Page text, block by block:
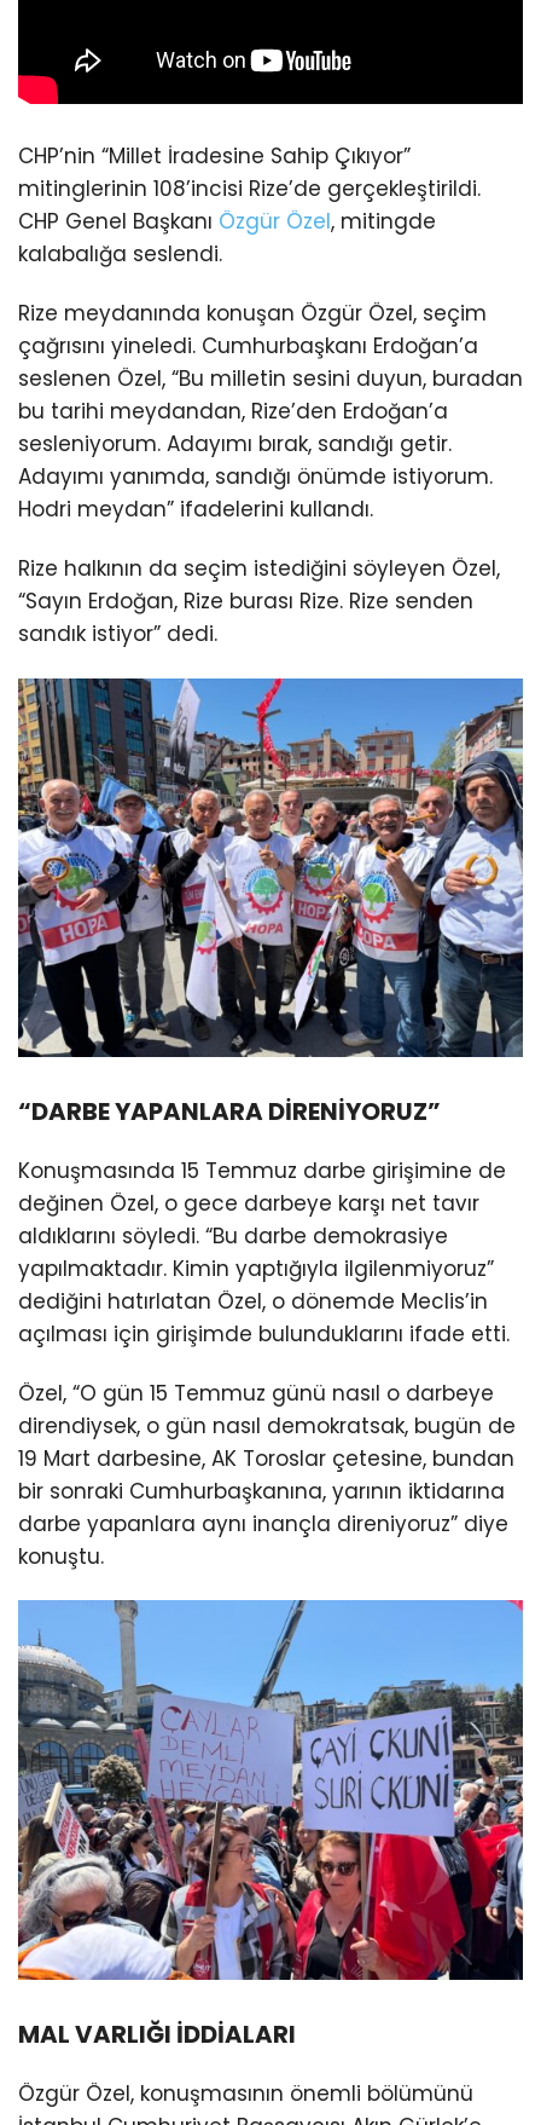
CHP’nin “Millet İradesine Sahip Çıkıyor”
mitinglerinin 108’incisi Rize’de gerçekleştirildi.
CHP Genel Başkanı Özgür Özel, mitingde
kalabalığa seslendi.
Rize meydanında konuşan Özgür Özel, seçim
çağrısını yineledi. Cumhurbaşkanı Erdoğan’a
seslenen Özel, “Bu milletin sesini duyun, buradan
bu tarihi meydandan, Rize’den Erdoğan’a
sesleniyorum. Adayımı bırak, sandığı getir.
Adayımı yanımda, sandığı önümde istiyorum.
Hodri meydan” ifadelerini kullandı.
Rize halkının da seçim istediğini söyleyen Özel,
“Sayın Erdoğan, Rize burası Rize. Rize senden
sandık istiyor” dedi.
“DARBE YAPANLARA DİRENİYORUZ”
Konuşmasında 15 Temmuz darbe girişimine de
değinen Özel, o gece darbeye karşı net tavır
aldıklarını söyledi. “Bu darbe demokrasiye
yapılmaktadır. Kimin yaptığıyla ilgilenmiyoruz”
dediğini hatırlatan Özel, o dönemde Meclis’in
açılması için girişimde bulunduklarını ifade etti.
Özel, “O gün 15 Temmuz günü nasıl o darbeye
direndiysek, o gün nasıl demokratsak, bugün de
19 Mart darbesine, AK Toroslar çetesine, bundan
bir sonraki Cumhurbaşkanına, yarının iktidarına
darbe yapanlara aynı inançla direniyoruz” diye
konuştu.
MAL VARLIĞI İDDİALARI
Özgür Özel, konuşmasının önemli bölümünü